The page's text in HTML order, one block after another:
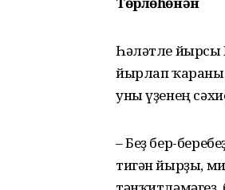
Һәләтле
йырлап
уны үҙенең
– Беҙ бер-
тигән йырҙы,